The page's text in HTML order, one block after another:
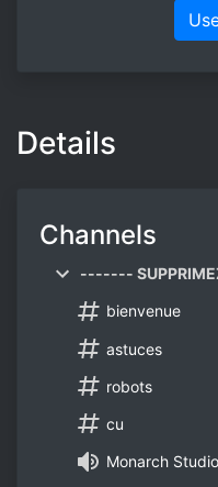
Details
Channels
-------
bienvenue
astuces
robots
cu
Monarch